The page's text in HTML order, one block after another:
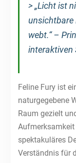
> „Licht ist
unsichtbare
webt.“ –
interaktiven
Feline Fury ist
naturgegebene
Raum gezielt
spektakuläres
Verständnis für